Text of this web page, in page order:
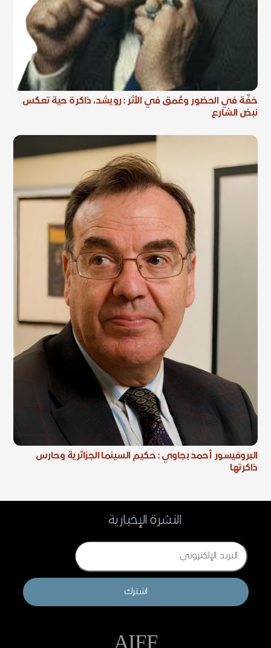
خفّة في الحضور وعُمق في الأثر : رويشد، ذاكرة حية تعكس
نبض الشارع
البروفيسور أحمد بجاوي : حكيم السينما الجزائرية وحارس
ذاكرتها
النشرة الإخبارية
Email
اشترك